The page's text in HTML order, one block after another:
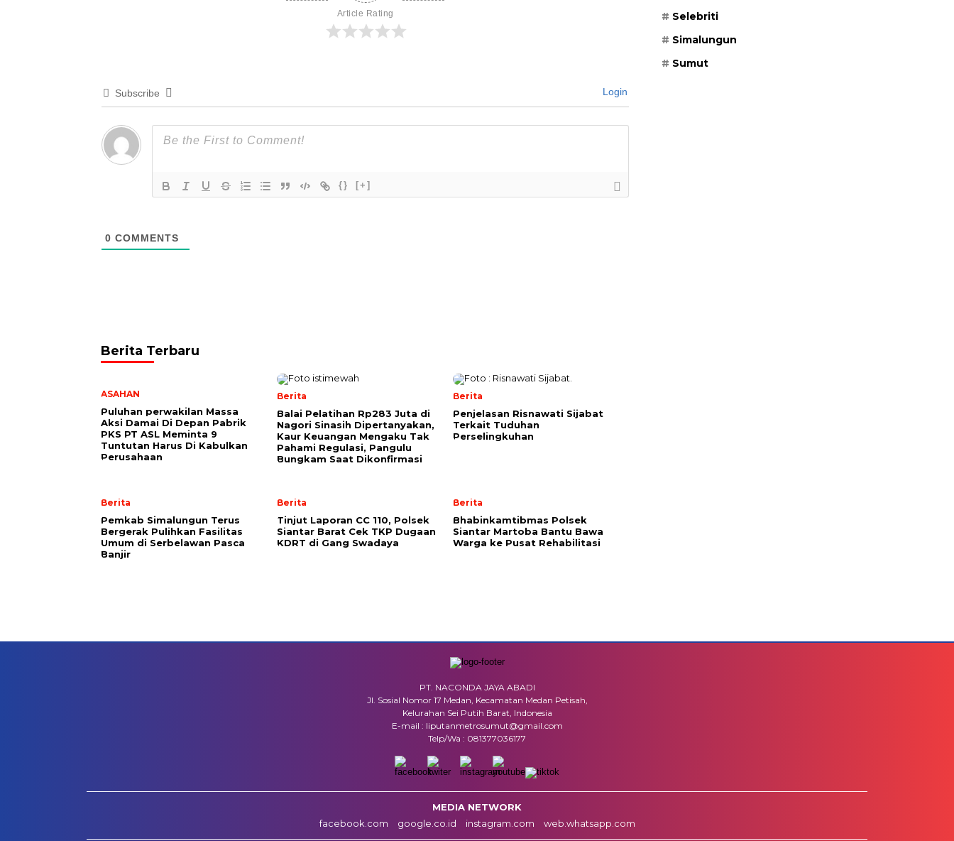
Article Rating
Subscribe Login
{} [+]
0 COMMENTS
Berita Terbaru
ASAHAN
Puluhan perwakilan Massa
Aksi Damai Di Depan Pabrik
PKS PT ASL Meminta 9
Tuntutan Harus Di Kabulkan
Perusahaan
Berita
Balai Pelatihan Rp283 Juta di
Nagori Sinasih Dipertanyakan,
Kaur Keuangan Mengaku Tak
Pahami Regulasi, Pangulu
Bungkam Saat Dikonfirmasi
Berita
Penjelasan Risnawati Sijabat
Terkait Tuduhan
Perselingkuhan
Berita
Pemkab Simalungun Terus
Bergerak Pulihkan Fasilitas
Umum di Serbelawan Pasca
Banjir
Berita
Tinjut Laporan CC 110, Polsek
Siantar Barat Cek TKP Dugaan
KDRT di Gang Swadaya
Berita
Bhabinkamtibmas Polsek
Siantar Martoba Bantu Bawa
Warga ke Pusat Rehabilitasi
Selebriti
Simalungun
Sumut
PT. NACONDA JAYA ABADI
Jl. Sosial Nomor 17 Medan, Kecamatan Medan Petisah,
Kelurahan Sei Putih Barat, Indonesia
E-mail : liputanmetrosumut@gmail.com
Telp/Wa : 081377036177
MEDIA NETWORK
facebook.com
google.co.id instagram.com web.whatsapp.com